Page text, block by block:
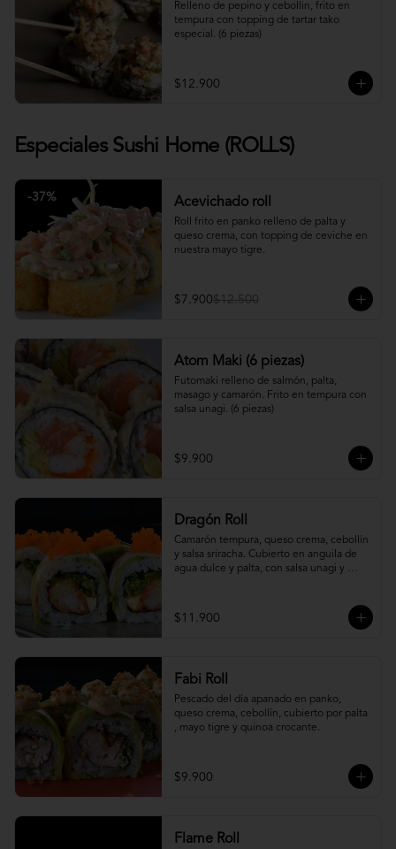
Relleno de pepino y cebollin, frito en
tempura con topping de tartar tako
especial. (6 piezas)
$12.900
Especiales Sushi Home (ROLLS)
-37% Acevichado roll
Roll frito en panko relleno de palta y
queso crema, con topping de ceviche en
nuestra mayo tigre.
$7.900$12.500
Atom Maki (6 piezas)
Futomaki relleno de salmón, palta,
masago y camarón. Frito en tempura con
salsa unagi. (6 piezas)
$9.900
Dragón Roll
Camarón tempura, queso crema, cebollín
y salsa sriracha. Cubierto en anguila de
agua dulce y palta, con salsa unagi y
$11.900
Fabi Roll
Pescado del día apanado en panko,
queso crema, cebollín, cubierto por palta
, mayo tigre y quinoa crocante.
$9.900
Flame Roll